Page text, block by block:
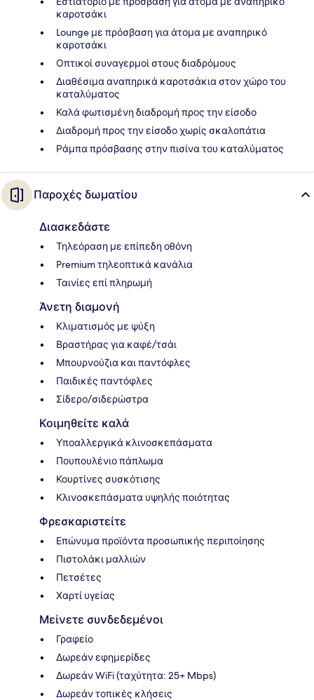
καροτσάκι
Lounge με πρόσβαση για άτομα με αναπηρικό
καροτσάκι
Οπτικοί συναγερμοί στους διαδρόμους
Διαθέσιμα αναπηρικά καροτσάκια στον χώρο του
καταλύματος
Καλά φωτισμένη διαδρομή προς την είσοδο
Διαδρομή προς την είσοδο χωρίς σκαλοπάτια
Ράμπα πρόσβασης στην πισίνα του καταλύματος
Παροχές δωματίου
Διασκεδάστε
Τηλεόραση με επίπεδη οθόνη
Premium τηλεοπτικά κανάλια
Ταινίες επί πληρωμή
Άνετη διαμονή
Κλιματισμός με ψύξη
Βραστήρας για καφέ/τσάι
Μπουρνούζια και παντόφλες
Παιδικές παντόφλες
Σίδερο/σιδερώστρα
Κοιμηθείτε καλά
Υποαλλεργικά κλινοσκεπάσματα
Πουπουλένιο πάπλωμα
Κουρτίνες συσκότισης
Κλινοσκεπάσματα υψηλής ποιότητας
Φρεσκαριστείτε
Επώνυμα προϊόντα προσωπικής περιποίησης
Πιστολάκι μαλλιών
Πετσέτες
Χαρτί υγείας
Μείνετε συνδεδεμένοι
Γραφείο
Δωρεάν εφημερίδες
Δωρεάν WiFi (ταχύτητα: 25+ Mbps)
Δωρεάν τοπικές κλήσεις